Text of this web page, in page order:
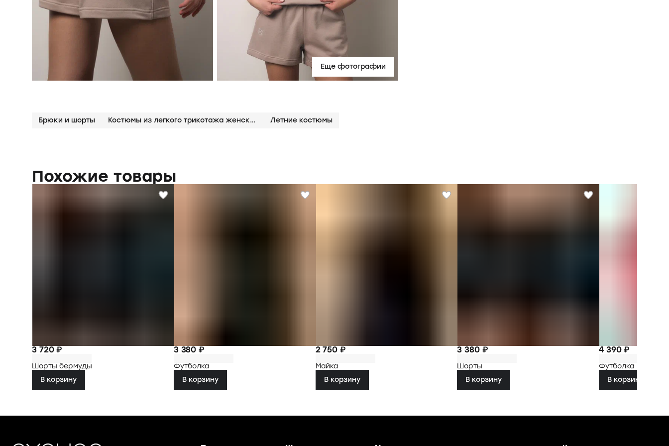
Еще фотографии
Брюки и шорты Костюмы из легкого трикотажа женские Летние костюмы
Похожие товары
3 720 ₽
Шорты бермуды
В корзину
3 380 ₽
Футболка
В корзину
2 750 ₽
Майка
В корзину
3 380 ₽
Шорты
В корзину
4 390 ₽
Футболка
В корзину